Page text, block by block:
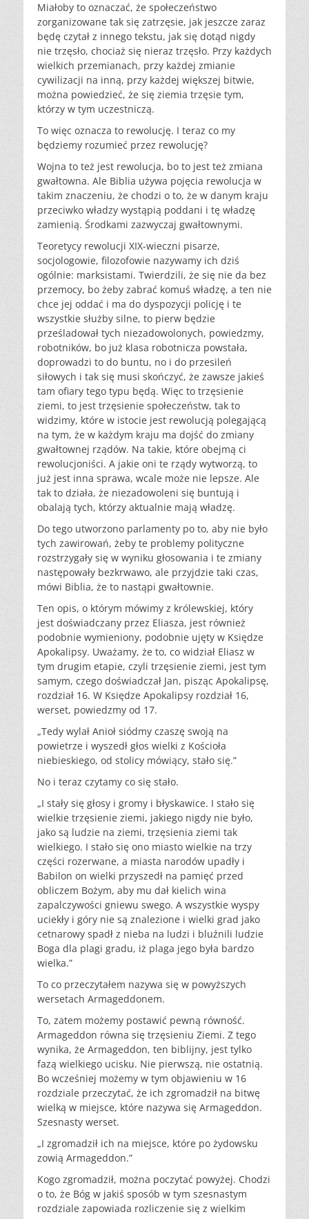
Miałoby to oznaczać, że społeczeństwo
zorganizowane tak się zatrzęsie, jak jeszcze zaraz
będę czytał z innego tekstu, jak się dotąd nigdy
nie trzęsło, chociaż się nieraz trzęsło. Przy każdych
wielkich przemianach, przy każdej zmianie
cywilizacji na inną, przy każdej większej bitwie,
można powiedzieć, że się ziemia trzęsie tym,
którzy w tym uczestniczą.
To więc oznacza to rewolucję. I teraz co my
będziemy rozumieć przez rewolucję?
Wojna to też jest rewolucja, bo to jest też zmiana
gwałtowna. Ale Biblia używa pojęcia rewolucja w
takim znaczeniu, że chodzi o to, że w danym kraju
przeciwko władzy wystąpią poddani i tę władzę
zamienią. Środkami zazwyczaj gwałtownymi.
Teoretycy rewolucji XIX-wieczni pisarze,
socjologowie, filozofowie nazywamy ich dziś
ogólnie: marksistami. Twierdzili, że się nie da bez
przemocy, bo żeby zabrać komuś władzę, a ten nie
chce jej oddać i ma do dyspozycji policję i te
wszystkie służby silne, to pierw będzie
prześladował tych niezadowolonych, powiedzmy,
robotników, bo już klasa robotnicza powstała,
doprowadzi to do buntu, no i do przesileń
siłowych i tak się musi skończyć, że zawsze jakieś
tam ofiary tego typu będą. Więc to trzęsienie
ziemi, to jest trzęsienie społeczeństw, tak to
widzimy, które w istocie jest rewolucją polegającą
na tym, że w każdym kraju ma dojść do zmiany
gwałtownej rządów. Na takie, które obejmą ci
rewolucjoniści. A jakie oni te rządy wytworzą, to
już jest inna sprawa, wcale może nie lepsze. Ale
tak to działa, że niezadowoleni się buntują i
obalają tych, którzy aktualnie mają władzę.
Do tego utworzono parlamenty po to, aby nie było
tych zawirowań, żeby te problemy polityczne
rozstrzygały się w wyniku głosowania i te zmiany
następowały bezkrwawo, ale przyjdzie taki czas,
mówi Biblia, że to nastąpi gwałtownie.
Ten opis, o którym mówimy z królewskiej, który
jest doświadczany przez Eliasza, jest również
podobnie wymieniony, podobnie ujęty w Księdze
Apokalipsy. Uważamy, że to, co widział Eliasz w
tym drugim etapie, czyli trzęsienie ziemi, jest tym
samym, czego doświadczał Jan, pisząc Apokalipsę,
rozdział 16. W Księdze Apokalipsy rozdział 16,
werset, powiedzmy od 17.
„Tedy wylał Anioł siódmy czaszę swoją na
powietrze i wyszedł głos wielki z Kościoła
niebieskiego, od stolicy mówiący, stało się.”
No i teraz czytamy co się stało.
„I stały się głosy i gromy i błyskawice. I stało się
wielkie trzęsienie ziemi, jakiego nigdy nie było,
jako są ludzie na ziemi, trzęsienia ziemi tak
wielkiego. I stało się ono miasto wielkie na trzy
części rozerwane, a miasta narodów upadły i
Babilon on wielki przyszedł na pamięć przed
obliczem Bożym, aby mu dał kielich wina
zapalczywości gniewu swego. A wszystkie wyspy
uciekły i góry nie są znalezione i wielki grad jako
cetnarowy spadł z nieba na ludzi i bluźnili ludzie
Boga dla plagi gradu, iż plaga jego była bardzo
wielka.”
To co przeczytałem nazywa się w powyższych
wersetach Armageddonem.
To, zatem możemy postawić pewną równość.
Armageddon równa się trzęsieniu Ziemi. Z tego
wynika, że Armageddon, ten biblijny, jest tylko
fazą wielkiego ucisku. Nie pierwszą, nie ostatnią.
Bo wcześniej możemy w tym objawieniu w 16
rozdziale przeczytać, że ich zgromadził na bitwę
wielką w miejsce, które nazywa się Armageddon.
Szesnasty werset.
„I zgromadził ich na miejsce, które po żydowsku
zowią Armageddon.”
Kogo zgromadził, można poczytać powyżej. Chodzi
o to, że Bóg w jakiś sposób w tym szesnastym
rozdziale zapowiada rozliczenie się z wielkim